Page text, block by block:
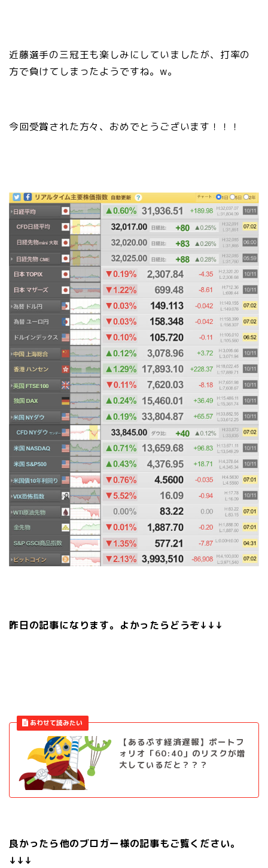
近藤選手の三冠王も楽しみにしていましたが、打率の
方で負けてしまったようですね。w。
今回受賞された方々、おめでとうございます！！！
昨日の記事になります。よかったらどうぞ↓↓↓
【あるぷす経済遅報】ポートフ
ォリオ「60:40」のリスクが増
大しているだと？？？
良かったら他のブロガー様の記事もご覧ください。
↓↓↓